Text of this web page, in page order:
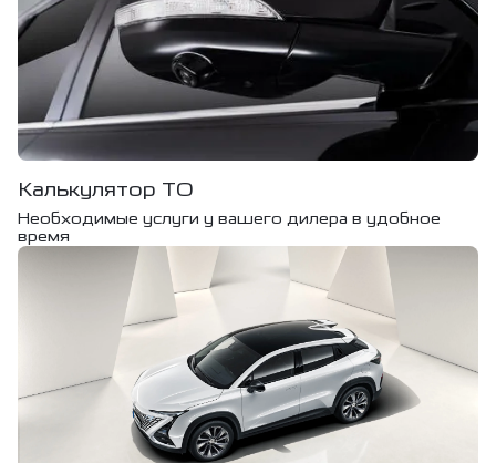
Калькулятор ТО
Необходимые услуги у вашего дилера в удобное
время